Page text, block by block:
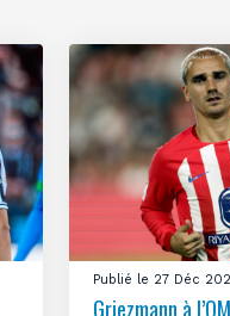
Publié le 27 Déc
Griezmann à